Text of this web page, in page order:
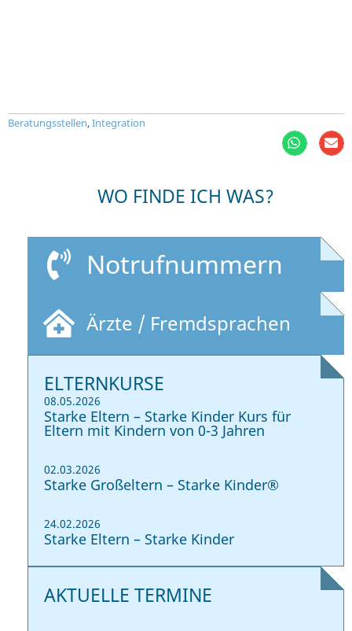
Beratungsstellen,Integration
WO FINDE ICH WAS?
Notrufnummern
Ärzte / Fremdsprachen
ELTERNKURSE
08.05.2026
Starke Eltern – Starke Kinder Kurs für
Eltern mit Kindern von 0-3 Jahren
02.03.2026
Starke Großeltern – Starke Kinder®
24.02.2026
Starke Eltern – Starke Kinder
AKTUELLE TERMINE